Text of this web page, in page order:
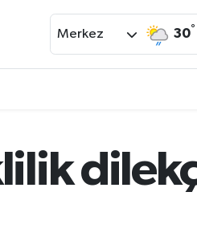
Merkez 30°